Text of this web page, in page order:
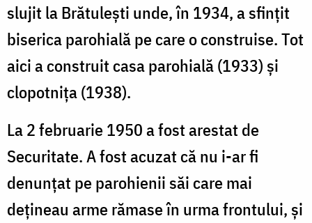
slujit la Brătulești unde, în 1934, a sfințit
biserica parohială pe care o construise. Tot
aici a construit casa parohială (1933) și
clopotnița (1938).
La 2 februarie 1950 a fost arestat de
Securitate. A fost acuzat că nu i-ar fi
denunțat pe parohienii săi care mai
dețineau arme rămase în urma frontului, și